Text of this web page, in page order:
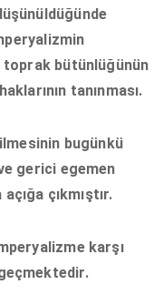
toprak bütünlüğünün
tanınması.
bugünkü
gerici egemen
çıkmıştır.
karşı